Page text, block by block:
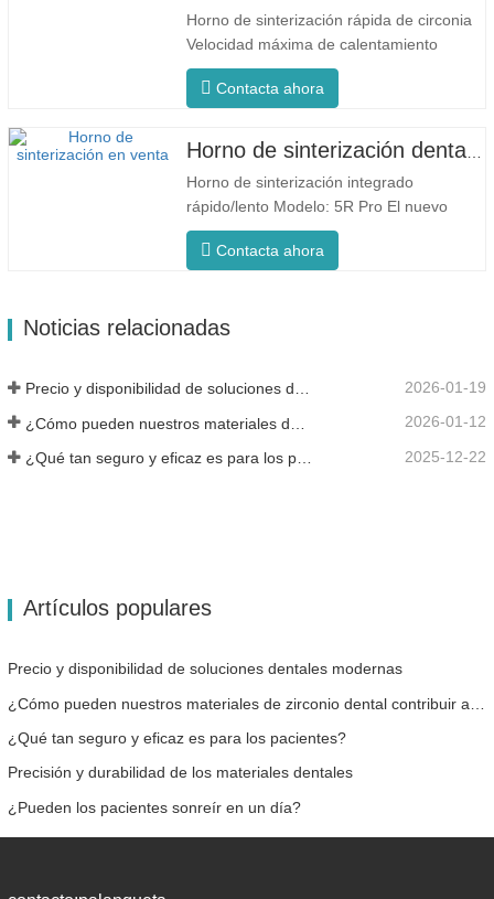
garantiza una temperatura uniforme…
Horno de sinterización rápida de circonia
Velocidad máxima de calentamiento
200'C/min F5 Pro Proceso innovador
Temperatura uniforme del horno El F5 Pro
calentamiento máxima de 200 °C/minuto.
garantiza una temperatura…
Contacta ahora
Horno de sinterización integrado
rápido/lento Modelo: 5R Pro El nuevo
horno de sinterización dental está
especialmente diseñado para odontología,
brindándote una experiencia diferente.
Contacta ahora
Noticias relacionadas
Precio y disponibilidad de soluciones dentales modernas 2026-01-19
2026-01-12
2025-12-22
Artículos populares
Precio y disponibilidad de soluciones dentales modernas
¿Qué tan seguro y eficaz es para los pacientes?
Precisión y durabilidad de los materiales dentales
¿Pueden los pacientes sonreír en un día?